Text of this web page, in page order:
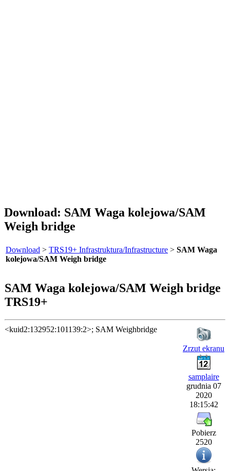
Download: SAM Waga kolejowa/SAM
Weigh bridge
Download > TRS19+ Infrastruktura/Infrastructure > SAM Waga
kolejowa/SAM Weigh bridge
SAM Waga kolejowa/SAM Weigh bridge
TRS19+
<kuid2:132952:101139:2>; SAM Weighbridge
Zrzut ekranu
samplaire
grudnia 07
2020
18:15:42
Pobierz
2520